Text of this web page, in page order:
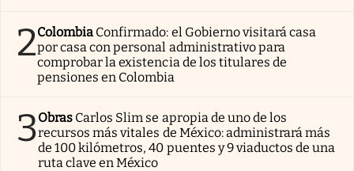
2Colombia Confirmado: el Gobierno visitará casa
por casa con personal administrativo para
comprobar la existencia de los titulares de
pensiones en Colombia
3Obras Carlos Slim se apropia de uno de los
recursos más vitales de México: administrará más
de 100 kilómetros, 40 puentes y 9 viaductos de una
ruta clave en México